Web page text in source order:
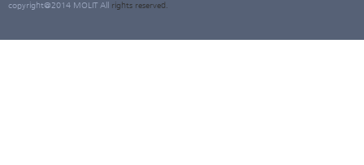
copyright@2014 MOLIT All rights reserved.